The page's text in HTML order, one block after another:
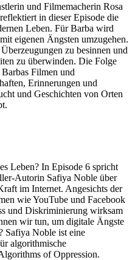
und Filmemacherin Rosa
in dieser Episode die
Leben. Für Barba wird
eigenen Ängsten umzugehen.
zu besinnen und
zu überwinden. Die Folge
Filmen und
Erinnerungen und
und Geschichten von Orten
Leben? In Episode 6 spricht
Autorin Safiya Noble über
im Internet. Angesichts der
wie YouTube und Facebook
und Diskriminierung wirksam
wir tun, um digitale Ängste
Safiya Noble ist eine
algorithmische
of Oppression.